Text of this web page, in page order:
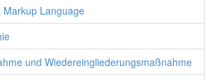
Markup Language
und Wiedereingliederungsmaßnahme